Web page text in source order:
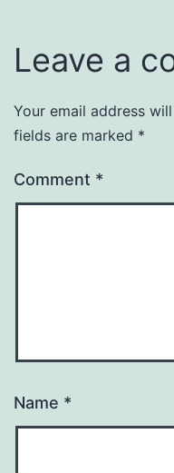
Leave a
Your email address
fields are marked *
Comment *
Name *